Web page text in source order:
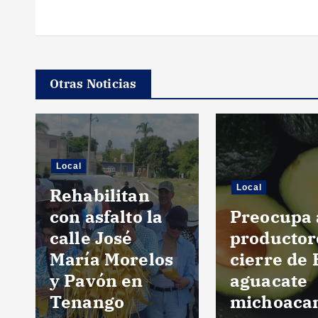
Otras Noticias
Local
Rehabilitan
con asfalto la
calle José
María Morelos
y Pavón en
Tenango
Local
Preocupa
cierre de
aguacate